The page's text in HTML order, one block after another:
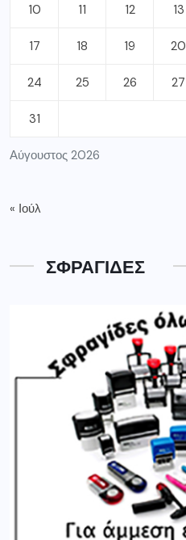
Αύγουστος 2026
10 11 12 13
17 18 19 20
24 25 26 27
31
« Ιούλ
ΣΦΡΑΓΙΔΕΣ